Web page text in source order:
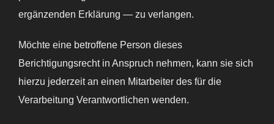
ergänzenden Erklärung — zu verlangen.
Möchte eine betroffene Person dieses
Berichtigungsrecht in Anspruch nehmen, kann sie sich
hierzu jederzeit an einen Mitarbeiter des für die
Verarbeitung Verantwortlichen wenden.